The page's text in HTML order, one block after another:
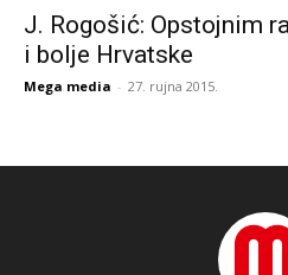
J. Rogošić: Opstojnim
i bolje Hrvatske
Mega media - 27. rujna 2015.